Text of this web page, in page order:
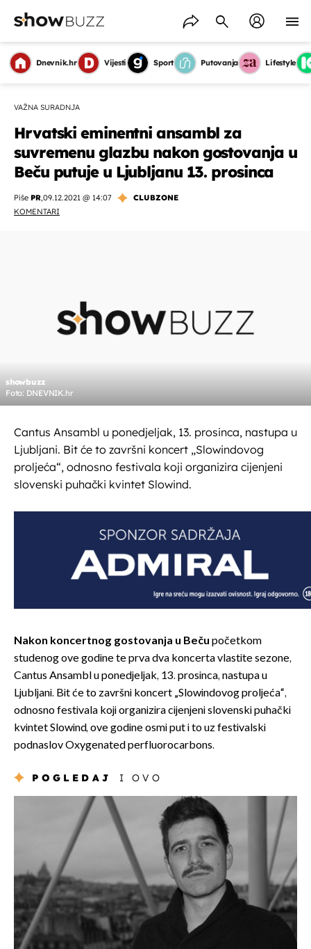
Dnevnik.hr Vijesti Sport Putovanja Lifestyle
VAŽNA SURADNJA
Hrvatski eminentni ansambl za
suvremenu glazbu nakon gostovanja u
Beču putuje u Ljubljanu 13. prosinca
Piše PR,09.12.2021 @ 14:07
CLUBZONE
KOMENTARI
showbuzz
Foto: DNEVNIK.hr
Cantus Ansambl u ponedjeljak, 13. prosinca, nastupa u
Ljubljani. Bit će to završni koncert „Slowindovog
proljeća“, odnosno festivala koji organizira cijenjeni
slovenski puhački kvintet Slowind.
Nakon koncertnog gostovanja u Beču početkom
studenog ove godine te prva dva koncerta vlastite sezone,
Cantus Ansambl u ponedjeljak, 13. prosinca, nastupa u
Ljubljani. Bit će to završni koncert „Slowindovog proljeća“,
odnosno festivala koji organizira cijenjeni slovenski puhački
kvintet Slowind, ove godine osmi put i to uz festivalski
podnaslov Oxygenated perfluorocarbons.
POGLEDAJ I OVO